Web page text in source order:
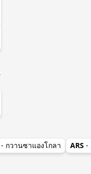
- กวานซาแองโกลา ARS -